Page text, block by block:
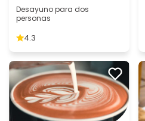
Desayuno para dos
personas
4.3